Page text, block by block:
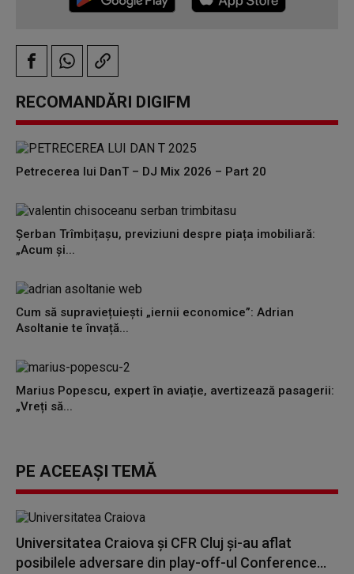
RECOMANDĂRI DIGIFM
Petrecerea lui DanT – DJ Mix 2026 – Part 20
Șerban Trîmbițașu, previziuni despre piața imobiliară:
„Acum și...
Cum să supraviețuiești „iernii economice”: Adrian
Asoltanie te învață...
Marius Popescu, expert în aviație, avertizează pasagerii:
„Vreți să...
PE ACEEAȘI TEMĂ
Universitatea Craiova şi CFR Cluj şi-au aflat
posibilele adversare din play-off-ul Conference...